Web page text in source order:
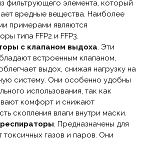
фильтрующего элемента, который
вредные вещества. Наиболее
примерами являются
типа FFP2 и FFP3.
с клапаном выдоха. Эти
встроенным клапаном,
выдох, снижая нагрузку на
систему. Они особенно удобны
использования, так как
комфорт и снижают
скопления влаги внутри маски.
. Предназначены для
токсичных газов и паров. Они